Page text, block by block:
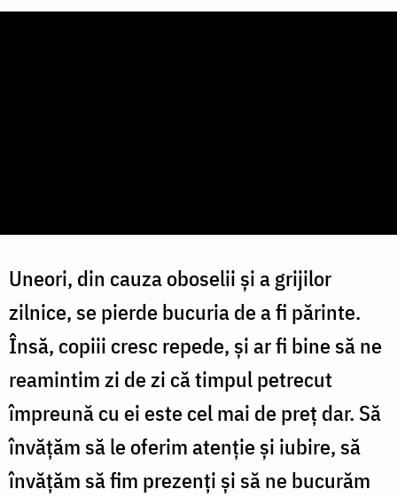
Uneori, din cauza oboselii și a grijilor
zilnice, se pierde bucuria de a fi părinte.
Însă, copiii cresc repede, și ar fi bine să ne
reamintim zi de zi că timpul petrecut
împreună cu ei este cel mai de preț dar. Să
învățăm să le oferim atenție și iubire, să
învățăm să fim prezenți și să ne bucurăm